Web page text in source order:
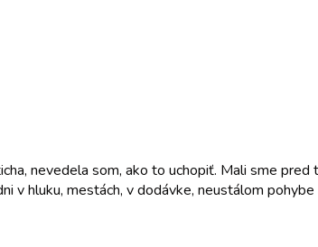
nevedela som, ako to uchopiť. Mali sme
v hluku, mestách, v dodávke, neustálom